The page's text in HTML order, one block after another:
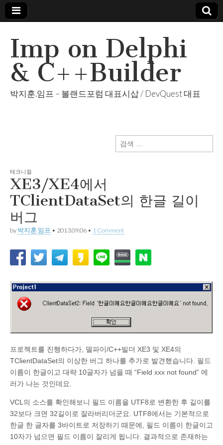
Imp on Delphi
& C++Builder
박지훈.임프 – 볼랜드포럼 대표시삽 / DevQuest 대표
검
색:
테크니컬
XE3/XE4에서
TClientDataSet의 한글 길이
버그
by 박지훈.임프 • 2013.09.06 • 1 Comment
프로젝트를 진행하다가, 델파이/C++빌더 XE3 및 XE4의
TClientDataSet의 이상한 버그 하나를 추가로 발견했습니다. 필드
이름이 한글이고 대략 10글자가 넘을 때 “Field xxx not found” 에
러가 나는 것인데요.
VCL의 소스를 확인해보니 필드 이름을 UTF8로 변환한 후 길이를
32보다 크면 32길이로 잘라버리더군요. UTF8에서는 기본적으로
한글 한 글자를 3바이트로 저장하기 때문에, 필드 이름이 한글이고
10자가 넘으면 필드 이름이 잘리게 됩니다. 결과적으로 존재하는